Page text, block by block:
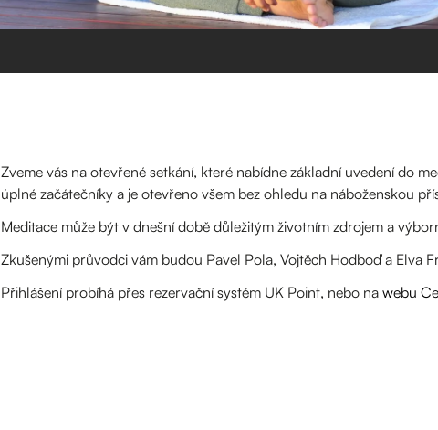
Zveme vás na otevřené setkání, které nabídne základní uvedení do
úplné začátečníky a je otevřeno všem bez ohledu na náboženskou
Meditace může být v dnešní době důležitým životním zdrojem a
Zkušenými průvodci vám budou Pavel Pola, Vojtěch Hodboď a Elva
Přihlášení probíhá přes rezervační systém UK Point, nebo na webu